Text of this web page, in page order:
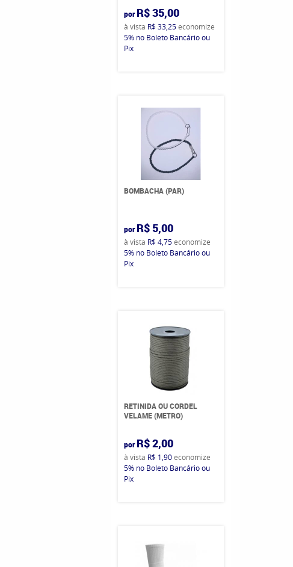
por R$ 35,00
à vista R$ 33,25economize
5% no Boleto Bancário ou
Pix
BOMBACHA (PAR)
por R$ 5,00
à vista R$ 4,75economize
5% no Boleto Bancário ou
Pix
RETINIDA OU CORDEL
VELAME (METRO)
por R$ 2,00
à vista R$ 1,90economize
5% no Boleto Bancário ou
Pix